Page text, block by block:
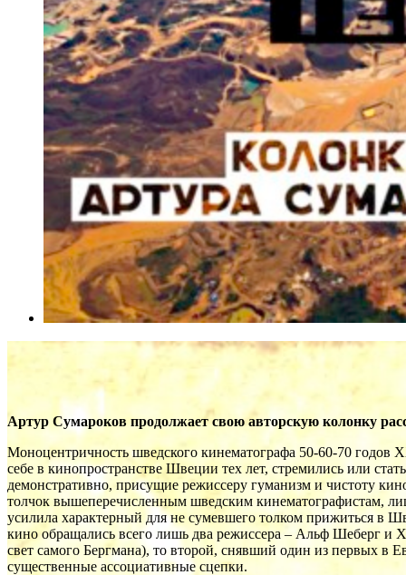
Артур Сумароков продолжает свою авторскую колонку
Моноцентричность шведского кинематографа 50-60-70 годов
себе в кинопространстве Швеции тех лет, стремились или
демонстративно, присущие режиссеру гуманизм и чистоту
толчок вышеперечисленным шведским кинематографистам,
усилила характерный для не сумевшего толком прижиться в
кино обращались всего лишь два режиссера – Альф Шеберг и
свет самого Бергмана), то второй, снявший один из первых в
существенные ассоциативные сцепки.